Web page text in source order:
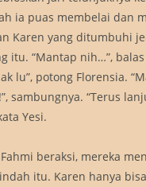
ia puas membelai dan
Karen yang ditumbuhi
itu. “Mantap nih…”,
lu”, potong Florensia.
sambungnya. “Terus
Yesi.
beraksi, mereka
itu. Karen hanya